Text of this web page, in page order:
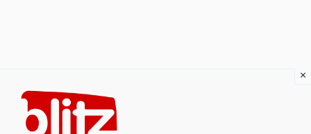
content
×